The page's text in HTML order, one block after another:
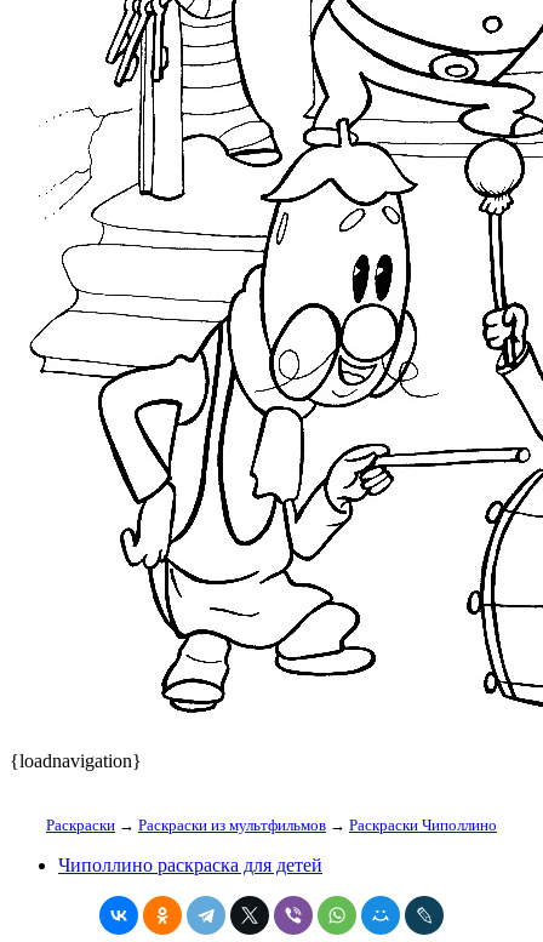
{loadnavigation}
Раскраски → Раскраски из мультфильмов → Раскраски Чиполлино
Чиполлино раскраска для детей